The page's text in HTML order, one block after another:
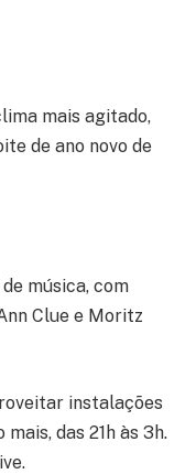
mais agitado,
de ano novo de
música, com
Clue e Moritz
instalações
das 21h às 3h.